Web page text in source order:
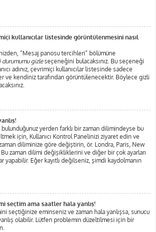
kullanıcılar listesinde görüntülenmesini nasıl
“Mesaj panosu tercihleri” bölümüne
durumumu gizleseçeneğini bulacaksınız. Bu seçeneği
adınız, çevrimiçi kullanıcılar listesinde sadece
ve kendiniz tarafından görüntülenecektir. Böylece gizli
yerden farklı bir zaman dilimindeyse bu
için, Kullanıcı Kontrol Panelinizi ziyaret edin ve
zaman diliminize göre değiştirin, ör. Londra, Paris, New
zaman dilimi değişikliklerini ve diğer bir çok ayarları
yapabilir. Eğer kayıtlı değilseniz, şimdi kaydolmanın
seçtim ama saatler hala yanlış!
seçtiğinize eminseniz ve zaman hala yanlışsa, sunucu
olabilir. Lütfen problemin düzeltilmesi için bir